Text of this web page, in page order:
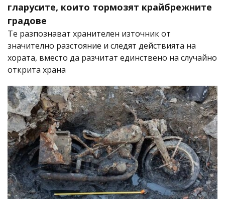
гларусите, които тормозят крайбрежните
градове
Те разпознават хранителен източник от
значително разстояние и следят действията на
хората, вместо да разчитат единствено на случайно
открита храна